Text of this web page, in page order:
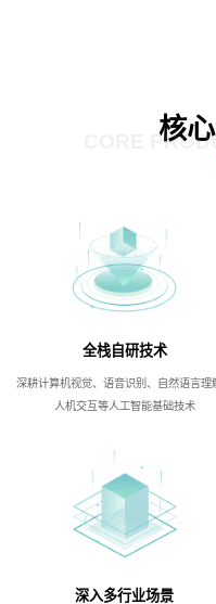
核
CORE
全栈自研技术
深耕计算机视觉、语音识别、自然语言理
人机交互等人工智能基础技术
深入多行业场景